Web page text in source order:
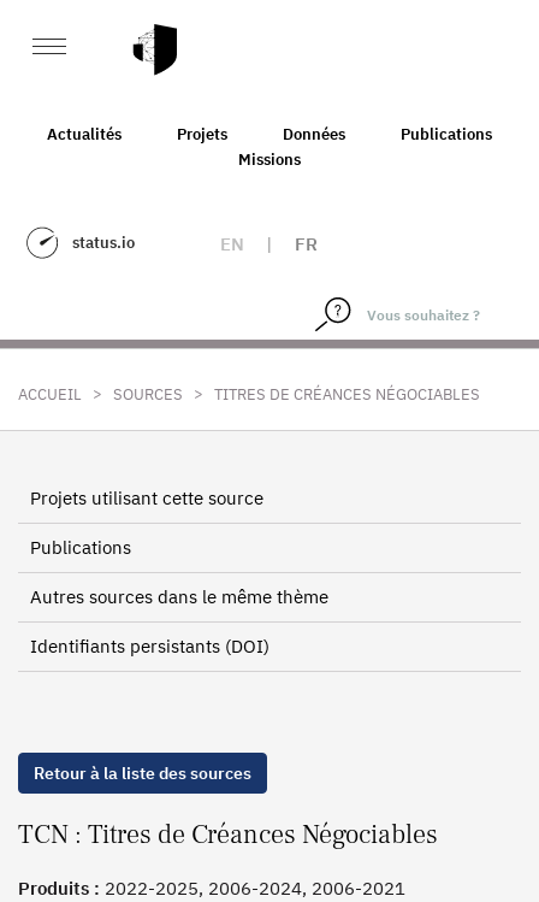
Actualités Projets Données
Publications
Missions
status.io EN | FR
ACCUEIL > SOURCES > TITRES DE CRÉANCES NÉGOCIABLES
Projets utilisant cette source
Publications
Autres sources dans le même thème
Identifiants persistants (DOI)
Retour à la liste des sources
TCN : Titres de Créances Négociables
Produits : 2022-2025, 2006-2024, 2006-2021